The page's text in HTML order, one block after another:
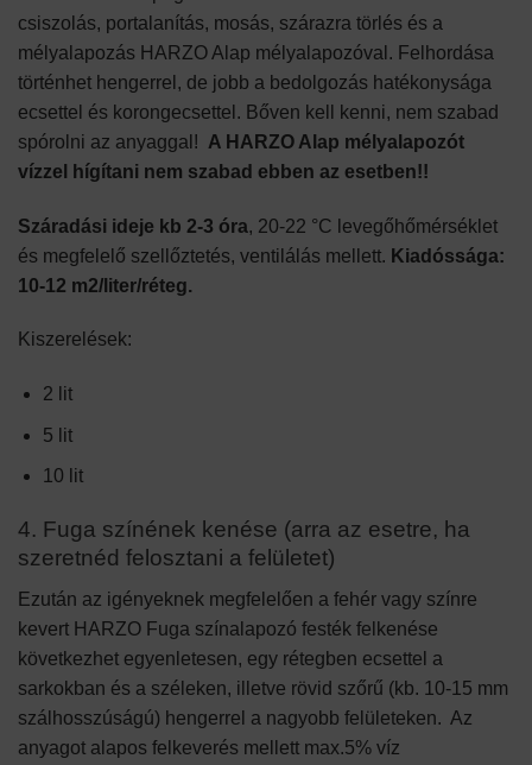
csiszolás, portalanítás, mosás, szárazra törlés és a
mélyalapozás HARZO Alap mélyalapozóval. Felhordása
történhet hengerrel, de jobb a bedolgozás hatékonysága
ecsettel és korongecsettel. Bőven kell kenni, nem szabad
spórolni az anyaggal! A HARZO Alap mélyalapozót
vízzel hígítani nem szabad ebben az esetben!!
Száradási ideje kb 2-3 óra, 20-22 °C levegőhőmérséklet
és megfelelő szellőztetés, ventilálás mellett. Kiadóssága:
10-12 m2/liter/réteg.
Kiszerelések:
2 lit
5 lit
10 lit
4. Fuga színének kenése (arra az esetre, ha
szeretnéd felosztani a felületet)
Ezután az igényeknek megfelelően a fehér vagy színre
kevert HARZO Fuga színalapozó festék felkenése
következhet egyenletesen, egy rétegben ecsettel a
sarkokban és a széleken, illetve rövid szőrű (kb. 10-15 mm
szálhosszúságú) hengerrel a nagyobb felületeken. Az
anyagot alapos felkeverés mellett max.5% víz